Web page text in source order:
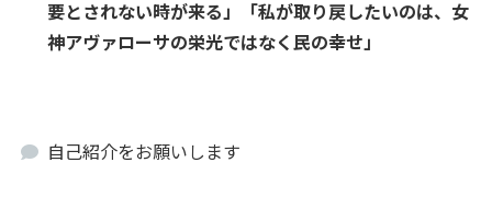
要とされない時が来る」
「私が取り戻したいのは、女
神アヴァローサの栄光ではなく民の幸せ」
自己紹介をお願いします